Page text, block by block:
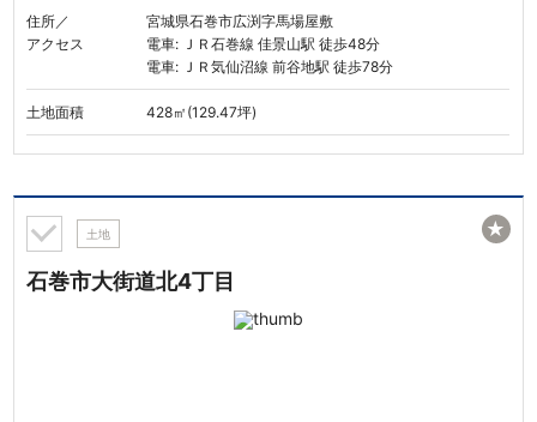
住所／
アクセス
宮城県石巻市広渕字馬場屋敷
電車: ＪＲ石巻線 佳景山駅 徒歩48分
電車: ＪＲ気仙沼線 前谷地駅 徒歩78分
土地面積 428㎡(129.47坪)
土地
石巻市大街道北4丁目
★